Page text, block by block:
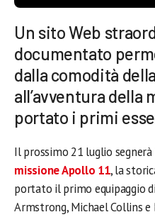
Un sito Web
documentato
dalla comodità
all’avventura della
portato i primi
Il prossimo 21 luglio
missione Apollo 11, la
portato il primo equipaggio
Armstrong, Michael Collins e